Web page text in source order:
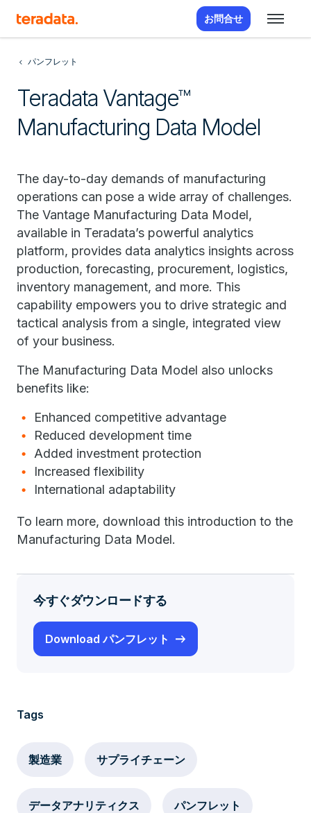
お問合せ
パンフレット
Teradata Vantage™
Manufacturing Data Model
The day-to-day demands of manufacturing
operations can pose a wide array of challenges.
The Vantage Manufacturing Data Model,
available in Teradata’s powerful analytics
platform, provides data analytics insights across
production, forecasting, procurement, logistics,
inventory management, and more. This
capability empowers you to drive strategic and
tactical analysis from a single, integrated view
of your business.
The Manufacturing Data Model also unlocks
benefits like:
Enhanced competitive advantage
Reduced development time
Added investment protection
Increased flexibility
International adaptability
To learn more, download this introduction to the
Manufacturing Data Model.
今すぐダウンロードする
Download パンフレット
Tags
製造業 サプライチェーン
データアナリティクス パンフレット